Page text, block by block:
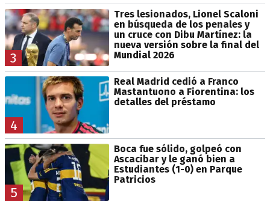
3
Tres lesionados, Lionel Scaloni
en búsqueda de los penales y
un cruce con Dibu Martínez: la
nueva versión sobre la final del
Mundial 2026
4
Real Madrid cedió a Franco
Mastantuono a Fiorentina: los
detalles del préstamo
5
Boca fue sólido, golpeó con
Ascacibar y le ganó bien a
Estudiantes (1-0) en Parque
Patricios